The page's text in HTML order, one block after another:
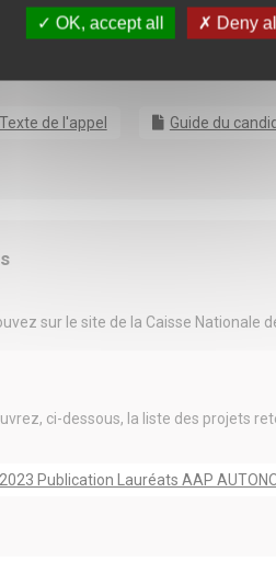
Texte de l'appel Guide du
sur le site de la Caisse Nationale
ci-dessous, la liste des projets
2023 Publication Lauréats AAP
OK, accept all Deny